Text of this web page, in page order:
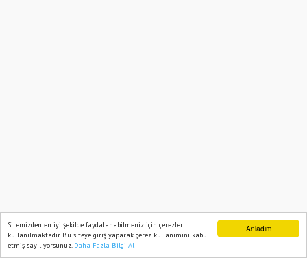
Anladım
Sitemizden en iyi şekilde faydalanabilmeniz için çerezler
kullanılmaktadır. Bu siteye giriş yaparak çerez kullanımını kabul
etmiş sayılıyorsunuz. Daha Fazla Bilgi Al
Ana Sayfa Web TV